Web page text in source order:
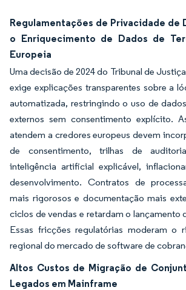
Regulamentações de Privacidade de
o Enriquecimento de Dados de
Europeia
Uma decisão de 2024 do Tribunal de
exige explicações transparentes sobre a
automatizada, restringindo o uso de
externos sem consentimento explícito.
atendem a credores europeus devem
de consentimento, trilhas de
inteligência artificial explicável,
desenvolvimento. Contratos de
mais rigorosos e documentação mais
ciclos de vendas e retardam o lançamento
Essas fricções regulatórias moderam o
regional do mercado de software de
Altos Custos de Migração de
Legados em Mainframe